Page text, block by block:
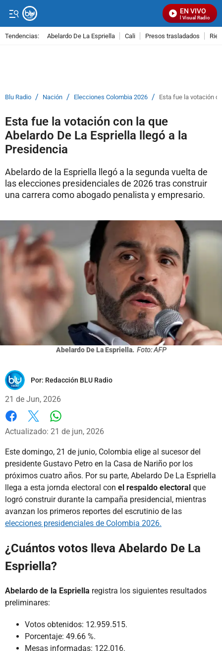
EN VIVO
Señal Visual Radio
Tendencias: Abelardo De La Espriella Cali Presos trasladados
Blu Radio / Nación / Elecciones Colombia 2026 / Esta fue la votación
Esta fue la votación con la que
Abelardo De La Espriella llegó a la
Presidencia
Abelardo de la Espriella llegó a la segunda vuelta de
las elecciones presidenciales de 2026 tras construir
una carrera como abogado penalista y empresario.
Abelardo De La Espriella. Foto: AFP
Por: Redacción BLU Radio
21 de Jun, 2026
Facebook
X
Actualizado: 21 de jun, 2026
Este domingo, 21 de junio, Colombia elige al sucesor del
presidente Gustavo Petro en la Casa de Nariño por los
próximos cuatro años. Por su parte, Abelardo De La Espriella
llega a esta jornda electoral con el respaldo electoral que
logró construir durante la campaña presidencial, mientras
avanzan los primeros reportes del escrutinio de las
elecciones presidenciales de Colombia 2026.
¿Cuántos votos lleva Abelardo De La
Espriella?
Abelardo de la Espriella registra los siguientes resultados
preliminares:
Votos obtenidos: 12.959.515.
Porcentaje: 49.66 %.
Mesas informadas: 122.016.